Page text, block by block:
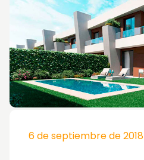
6 de septiembre de 2018